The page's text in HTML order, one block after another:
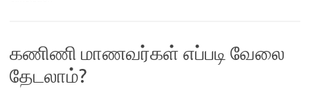
கணிணி மாணவர்கள் எப்படி வேலை
தேடலாம்?